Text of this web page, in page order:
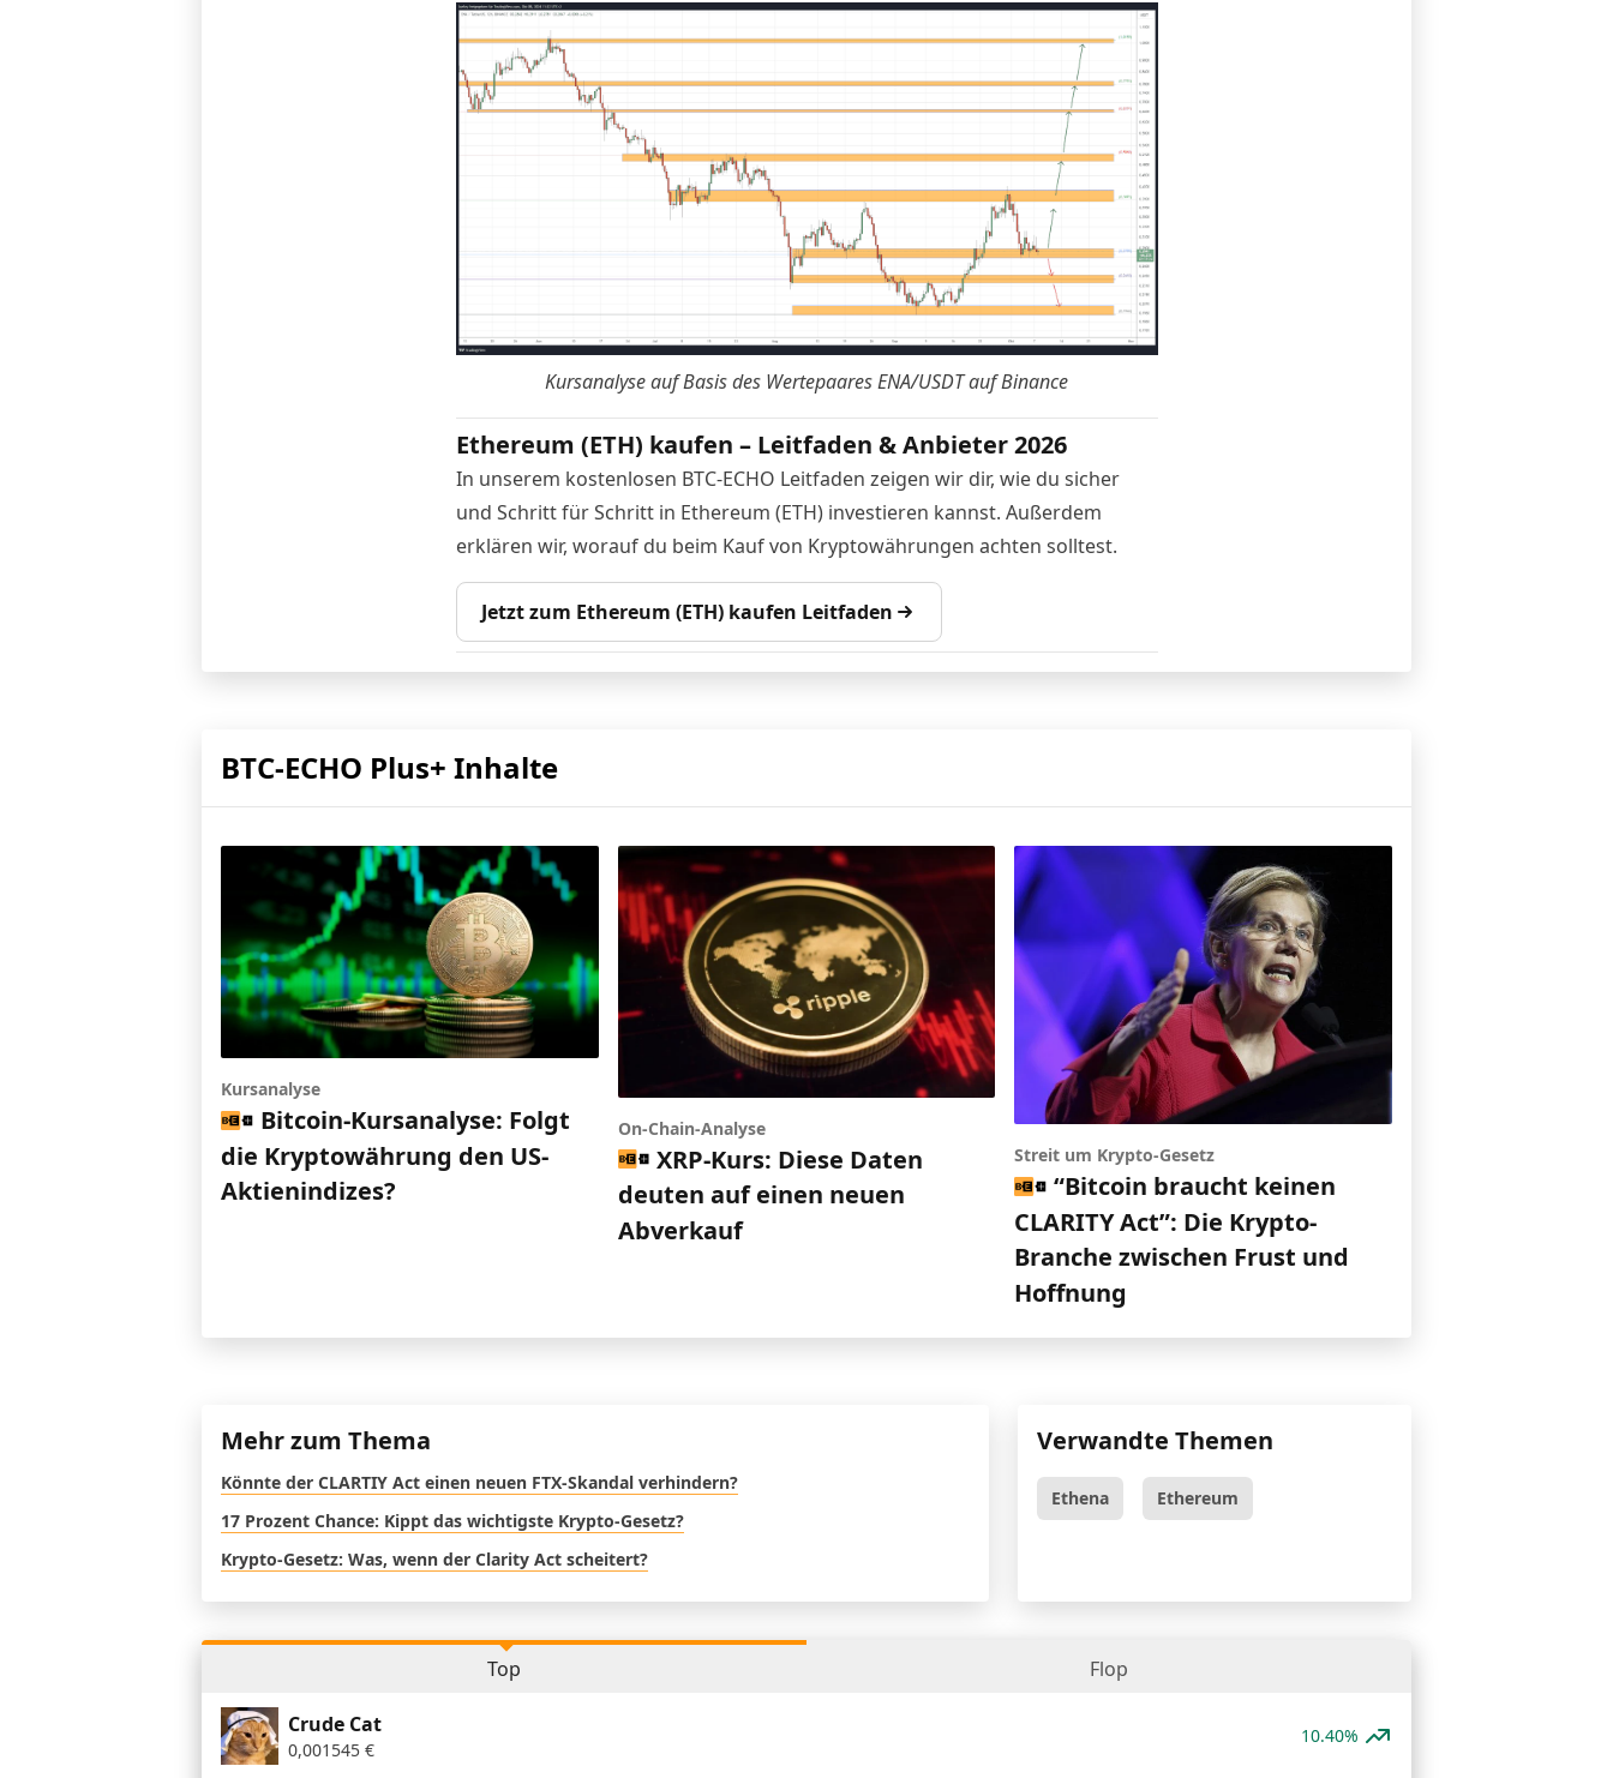
Kursanalyse auf Basis des WertepaaresENA/USDT auf Binance
Ethereum (ETH) kaufen – Leitfaden & Anbieter 2026
In unserem kostenlosen BTC-ECHO Leitfaden zeigen wir dir, wie du sicher
und Schritt für Schritt in Ethereum (ETH) investieren kannst. Außerdem
erklären wir, worauf du beim Kauf von Kryptowährungen achten solltest.
Jetzt zum Ethereum (ETH) kaufen Leitfaden
BTC-ECHO Plus+ Inhalte
Kursanalyse
Bitcoin-Kursanalyse: Folgt
die Kryptowährung den US-
Aktienindizes?
On-Chain-Analyse
XRP-Kurs: Diese Daten
deuten auf einen neuen
Abverkauf
Streit um Krypto-Gesetz
“Bitcoin braucht keinen
CLARITY Act”: Die Krypto-
Branche zwischen Frust und
Hoffnung
Mehr zum Thema
Könnte der CLARTIY Act einen neuen FTX-Skandal verhindern?
17 Prozent Chance: Kippt das wichtigste Krypto-Gesetz?
Krypto-Gesetz: Was, wenn der Clarity Act scheitert?
Verwandte Themen
Ethena Ethereum
Top Flop
Crude Cat
0,001545 €
10.40%